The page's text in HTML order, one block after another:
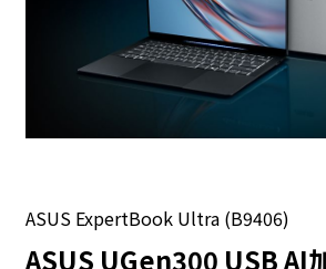
ASUS ExpertBook Ultra (B9406)
ASUS UGen300 USB AI